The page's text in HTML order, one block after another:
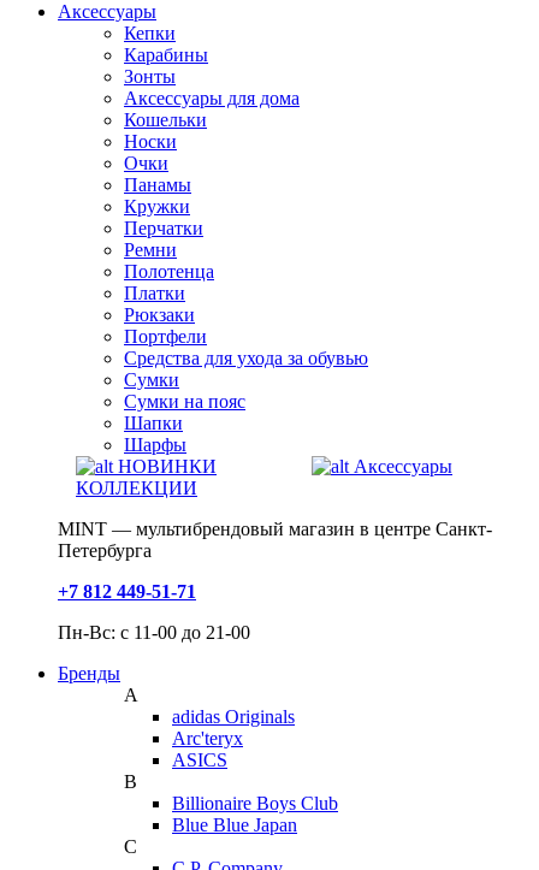
Аксессуары
Кепки
Карабины
Зонты
Аксессуары для дома
Кошельки
Носки
Очки
Панамы
Кружки
Перчатки
Ремни
Полотенца
Платки
Рюкзаки
Портфели
Средства для ухода за обувью
Сумки
Сумки на пояс
Шапки
Шарфы
НОВИНКИ
КОЛЛЕКЦИИ
Аксессуары
MINT — мультибрендовый магазин в центре Санкт-
Петербурга
+7 812 449-51-71
Пн-Вс: с 11-00 до 21-00
Бренды
A
adidas Originals
Arc'teryx
ASICS
B
Billionaire Boys Club
Blue Blue Japan
C